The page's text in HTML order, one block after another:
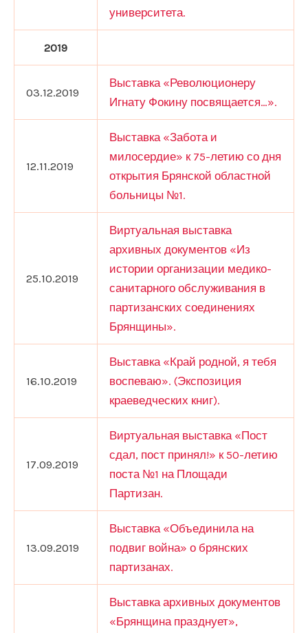
университета.
2019
03.12.2019
Выставка «Революционеру
Игнату Фокину посвящается…».
12.11.2019
Выставка «Забота и
милосердие» к 75-летию со дня
открытия Брянской областной
больницы №1.
25.10.2019
Виртуальная выставка
архивных документов «Из
истории организации медико-
санитарного обслуживания в
партизанских соединениях
Брянщины».
16.10.2019
Выставка «Край родной, я тебя
воспеваю». (Экспозиция
краеведческих книг).
17.09.2019
Виртуальная выставка «Пост
сдал, пост принял!» к 50-летию
поста №1 на Площади
Партизан.
13.09.2019
Выставка «Объединила на
подвиг война» о брянских
партизанах.
Выставка архивных документов
«Брянщина празднует»,